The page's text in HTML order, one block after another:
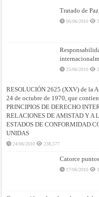
Tratado de
06/06/2010
25/06/2010
RESOLUCIÓN 2625 (XXV) de la
24 de octubre de 1970, que
PRINCIPIOS DE DERECHO
RELACIONES DE AMISTAD Y A
ESTADOS DE CONFORMIDAD
UNIDAS
24/06/2010 238,577
Catorce
17/06/2010